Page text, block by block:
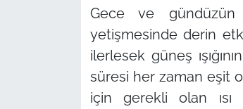
Gece ve gündüzün
yetişmesinde derin
ilerlesek güneş
süresi her zaman eşit
için gerekli olan ısı